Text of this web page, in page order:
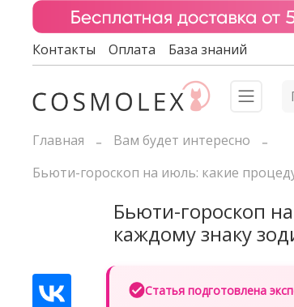
Контакты Оплата База знаний
Главная
Вам будет интересно
Бьюти-гороскоп на июль: какие
Бьюти-гороскоп
каждому знаку
Статья подготовлена